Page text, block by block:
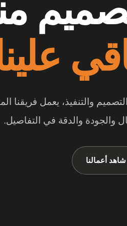
تصنع
مع جودة الخامات والتصميم
حياتك.
تواصل معنا